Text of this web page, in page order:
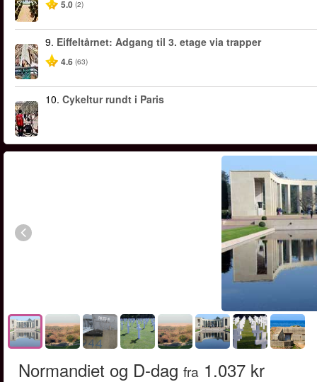
5.0 (2)
9. Eiffeltårnet: Adgang til 3. etage via trapper
4.6 (63)
10. Cykeltur rundt i Paris
Normandiet og D-dag fra 1.037 kr